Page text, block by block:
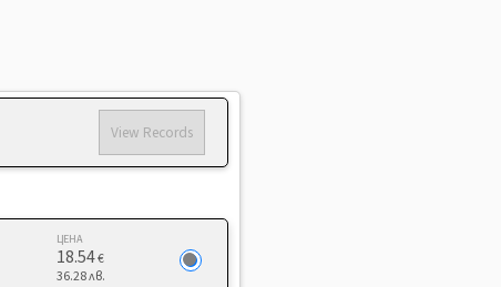
View Records
ЦЕНА
18.54€
36.28 лв.